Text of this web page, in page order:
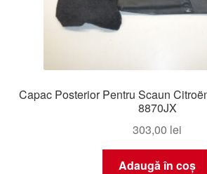
Capac Posterior Pentru Scaun
8870JX
303,00 lei
Adaugă în coș